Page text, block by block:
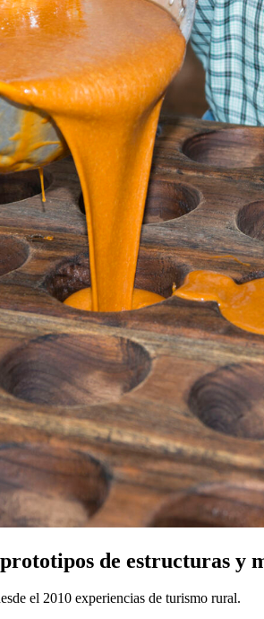
de estructuras y
el 2010 experiencias de turismo rural.